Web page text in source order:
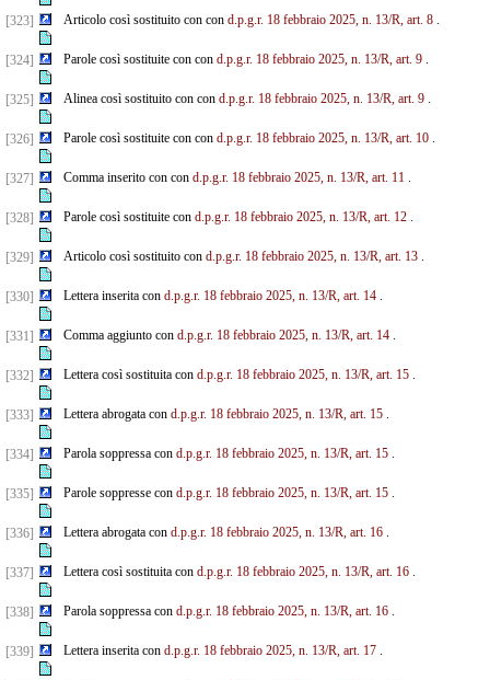
[323] Articolo così sostituito con con d.p.g.r. 18 febbraio 2025, n. 13/R, art. 8.
[324] Parole così sostituite con con d.p.g.r. 18 febbraio 2025, n. 13/R, art. 9.
[325] Alinea così sostituito con con d.p.g.r. 18 febbraio 2025, n. 13/R, art. 9.
[326] Parole così sostituite con con d.p.g.r. 18 febbraio 2025, n. 13/R, art. 10.
[327] Comma inserito con con d.p.g.r. 18 febbraio 2025, n. 13/R, art. 11.
[328] Parole così sostituite con d.p.g.r. 18 febbraio 2025, n. 13/R, art. 12.
[329] Articolo così sostituito con d.p.g.r. 18 febbraio 2025, n. 13/R, art. 13.
[330] Lettera inserita con d.p.g.r. 18 febbraio 2025, n. 13/R, art. 14.
[331] Comma aggiunto con d.p.g.r. 18 febbraio 2025, n. 13/R, art. 14.
[332] Lettera così sostituita con d.p.g.r. 18 febbraio 2025, n. 13/R, art. 15.
[333] Lettera abrogata con d.p.g.r. 18 febbraio 2025, n. 13/R, art. 15.
[334] Parola soppressa con d.p.g.r. 18 febbraio 2025, n. 13/R, art. 15.
[335] Parole soppresse con d.p.g.r. 18 febbraio 2025, n. 13/R, art. 15.
[336] Lettera abrogata con d.p.g.r. 18 febbraio 2025, n. 13/R, art. 16.
[337] Lettera così sostituita con d.p.g.r. 18 febbraio 2025, n. 13/R, art. 16.
[338] Parola soppressa con d.p.g.r. 18 febbraio 2025, n. 13/R, art. 16.
[339] Lettera inserita con d.p.g.r. 18 febbraio 2025, n. 13/R, art. 17.